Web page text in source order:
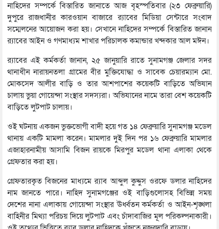
নাহিদের সম্পর্কে বিস্তারিত জানাতে আজ বৃহস্পতিবার (২৩ ফেব্রুয়ারি)
দুপুরে রাজধানীর কারওয়ান বাজারে র‌্যাবের মিডিয়া সেন্টারে সংবাদ
সম্মেলনের আয়োজন করা হয়। সেখানে নাহিদের সম্পর্কে বিস্তারিত জানান
র‌্যাবের আইন ও গণমাধ্যম শাখার পরিচালক কমান্ডার খন্দকার আল মঈন।
র‌্যাবের এই কর্মকর্তা জানান, ২৫ জানুয়ারি রাতে সুনামগঞ্জ জেলার সদর
থানাধীন নারায়নতলা গ্রামের বীর মুক্তিযোদ্ধা ও সাবেক চেয়ারম্যান মো.
মোকসেদ আলীর বাড়ি ও তার আশপাশের কয়েকটি বাড়িতে অভিযান
চালায় ভুয়া গোয়েন্দা সংস্থার সদস্যরা। অভিযানের নামে তারা বেশ কয়েকটি
বাড়িতে লুটপাট চালায়।
ওই ঘটনায় একজন ভুক্তভোগী বাদী হয়ে গত ১৪ ফেব্রুয়ারি সুনামগঞ্জ মডেল
থানায় একটি মামলা করেন। মামলার দুই দিন পর ১৬ ফেব্রুয়ারি মামলার
এজাহারনামীয় আসামি বিজন রায়কে মিরপুর মডেল থানা এলাকা থেকে
গ্রেফতার করা হয়।
গ্রেফতারকৃত বিজনের মাধ্যমে র‌্যাব আব্দুল কুদ্দুস ওরফে ডলার নাহিদের
নাম জানতে পারে। নাহিদ সুনামগঞ্জের ওই বাড়িগুলোসহ বিভিন্ন সময়
দেশের নানা এলাকায় গোয়েন্দা সংস্থার ঊর্ধ্বতন কর্মকর্তা ও আইন-শৃঙ্খলা
বাহিনীর মিথ্যা পরিচয় দিয়ে লুটপাট এবং চাঁদাবাজির মূল পরিকল্পনাকারী।